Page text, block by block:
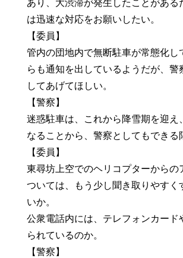
あり、大渋滞が発生したことがある
は迅速な対応をお願いしたい。
【委員】
管内の団地内で無断駐車が常態化し
らも通知を出しているようだが、警
してあげてほしい。
【警察】
迷惑駐車は、これから降雪期を迎え
なることから、警察としてもできる
【委員】
東尋坊上空でのヘリコプターからの
ついては、もう少し聞き取りやすく
いか。
公衆電話内には、テレフォンカード
られているのか。
【警察】